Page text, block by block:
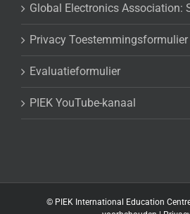
Global Electronics Association:
Privacy Toestemmingsformulier
Evaluatieformulier
PIEK YouTube-kanaal
© PIEK International Education